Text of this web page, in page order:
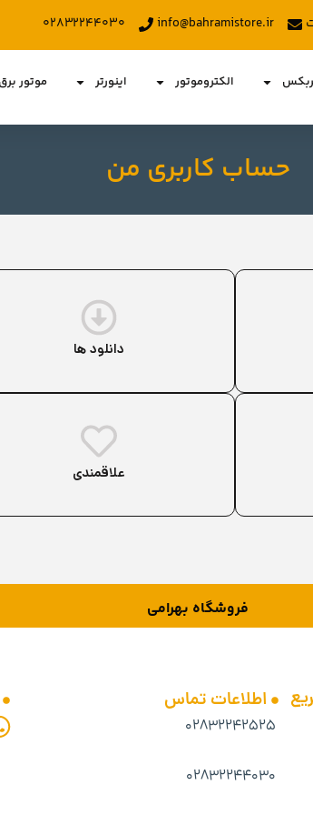
info@bahramistore.ir ۰۲۸۳۲۲۴۴۰۳۰
الکتروموتور اینورتر موتور برق
حساب کاربری من
دانلود ها
علاقمندی
فروشگاه بهرامی
اطلاعات تماس
۰۲۸۳۲۲۴۲۵۲۵
۰۲۸۳۲۲۴۴۰۳۰